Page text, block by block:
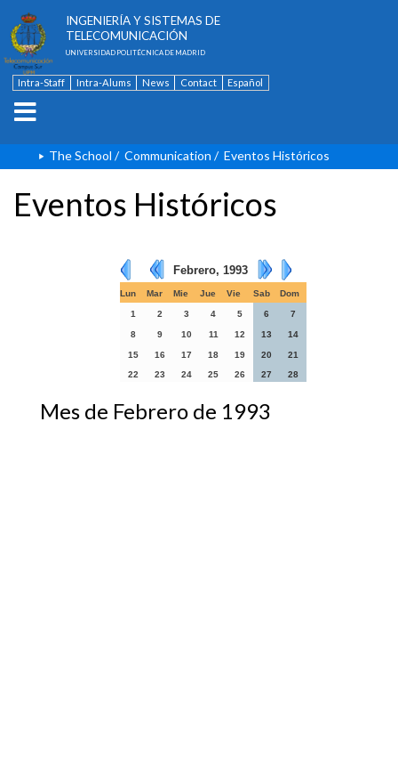
INGENIERÍA Y SISTEMAS DE
TELECOMUNICACIÓN
UNIVERSIDAD POLITÉCNICA DE MADRID
Intra-Staff Intra-Alums News Contact Español
The School / Communication / Eventos Históricos
Eventos Históricos
Febrero, 1993
Lun Mar Mie Jue Vie Sab Dom
1 2 3 4 5 6 7
8 9 10 11 12 13 14
15 16 17 18 19 20
21
22
23 24 25 26 27 28
Mes de Febrero de 1993